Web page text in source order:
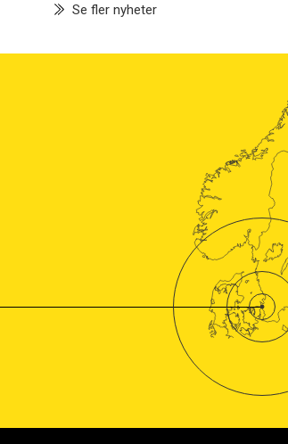
Se fler nyheter